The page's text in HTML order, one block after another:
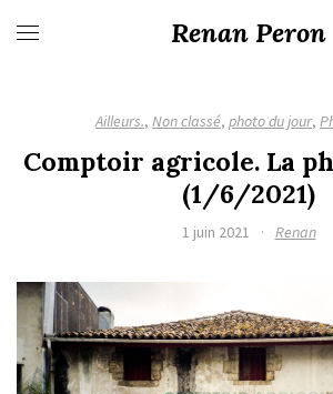
Renan Peron
Ailleurs., Non classé, photo du jour,
Comptoir agricole. La
(1/6/2021)
1 juin 2021 · Renan